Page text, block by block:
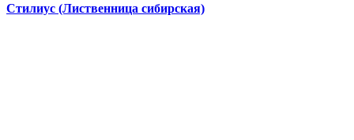
Стилиус (Лиственница сибирская)